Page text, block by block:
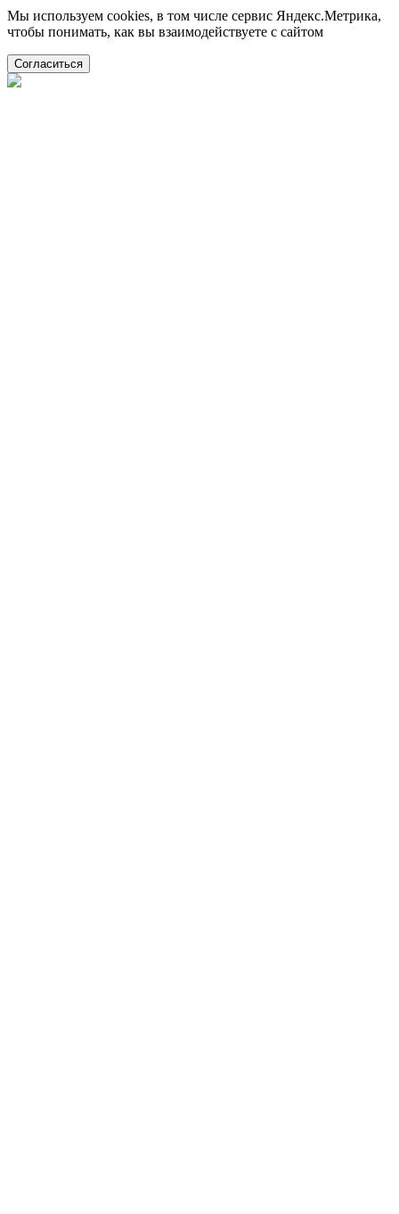
Мы используем cookies, в том числе сервис Яндекс.Метрика,
чтобы понимать, как вы взаимодействуете с сайтом
Согласиться